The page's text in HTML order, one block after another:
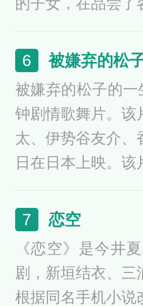
旅程的终点的故事
日本传统亲子关系
崩溃的情状，淡
地描绘出日本人的
6 被嫌弃的松
被嫌弃的松子的
钟剧情歌舞片。该
太、伊势谷友介
日在日本上映。
谷美纪非常喜欢原
出演女主角松子。
许自己就是为了
下了泪水。
7 恋空
《恋空》是今井
剧，新垣结衣、
根据同名手机小说